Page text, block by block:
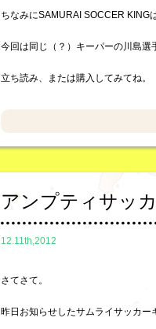
ちなみにSAMURAI SOCCER KING
今回は同じ（？）キーパーの川島選
立ち読み、または購入してみてね。
アンプティサッ
12.11th,2012
さてさて。
昨日お知らせしたサムライサッカー